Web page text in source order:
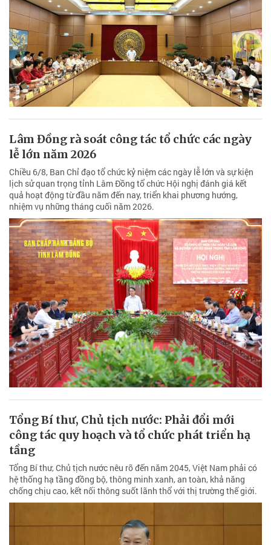
Lâm Đồng rà soát công tác tổ chức các ngày
lễ lớn năm 2026
Chiều 6/8, Ban Chỉ đạo tổ chức kỷ niệm các ngày lễ lớn và sự kiện
lịch sử quan trọng tỉnh Lâm Đồng tổ chức Hội nghị đánh giá kết
quả hoạt động từ đầu năm đến nay, triển khai phương hướng,
nhiệm vụ những tháng cuối năm 2026.
Tổng Bí thư, Chủ tịch nước: Phải đổi mới
công tác quy hoạch và tổ chức phát triển hạ
tầng
Tổng Bí thư, Chủ tịch nước nêu rõ đến năm 2045, Việt Nam phải có
hệ thống hạ tầng đồng bộ, thông minh xanh, an toàn, khả năng
chống chịu cao, kết nối thông suốt lãnh thổ với thị trường thế giới.